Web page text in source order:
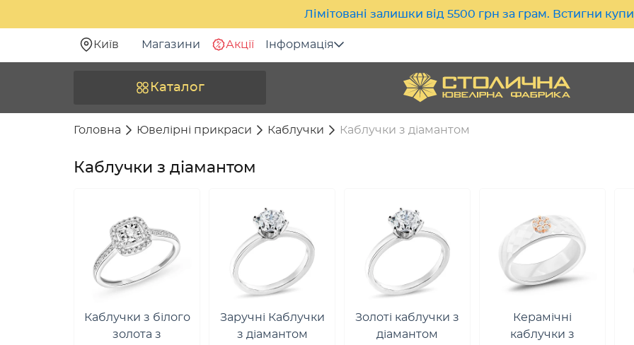
Лімітовані залишки від 5500 грн за грам. Встигни
Київ Магазини Акції Інформація
Каталог
Головна Ювелірні прикраси Каблучки Каблучки з діамантом
Каблучки з діамантом
Каблучки з білого
золота з
Заручні Каблучки
з діамантом
Золоті каблучки з
діамантом
Керамічні
каблучки з